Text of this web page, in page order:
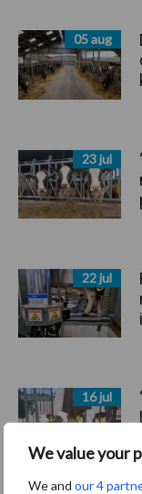
We value your
We and our 4
05 aug
23 jul
22 jul
16 jul